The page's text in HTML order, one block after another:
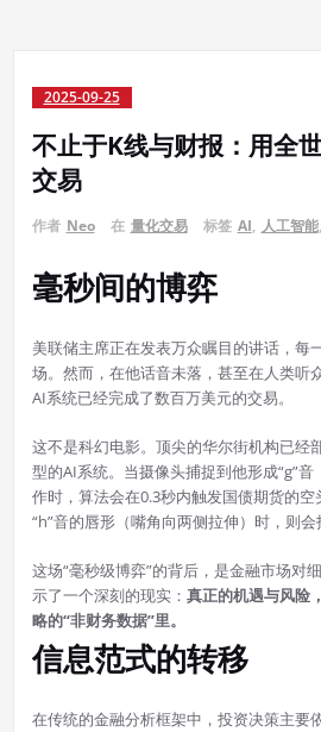
2025-09-25
不止于K线与财报：用全
交易
作者 Neo 在 量化交易 标签 AI, 人工智能,
毫秒间的博弈
美联储主席正在发表万众瞩目的讲话，每
场。然而，在他话音未落，甚至在人类听
AI系统已经完成了数百万美元的交易。
这不是科幻电影。顶尖的华尔街机构已经
型的AI系统。当摄像头捕捉到他形成“g”
作时，算法会在0.3秒内触发国债期货的
“h”音的唇形（嘴角向两侧拉伸）时，则会
这场“毫秒级博弈”的背后，是金融市场对
示了一个深刻的现实： 真正的机遇与风险
略的“非财务数据”里。
信息范式的转移
在传统的金融分析框架中，投资决策主要